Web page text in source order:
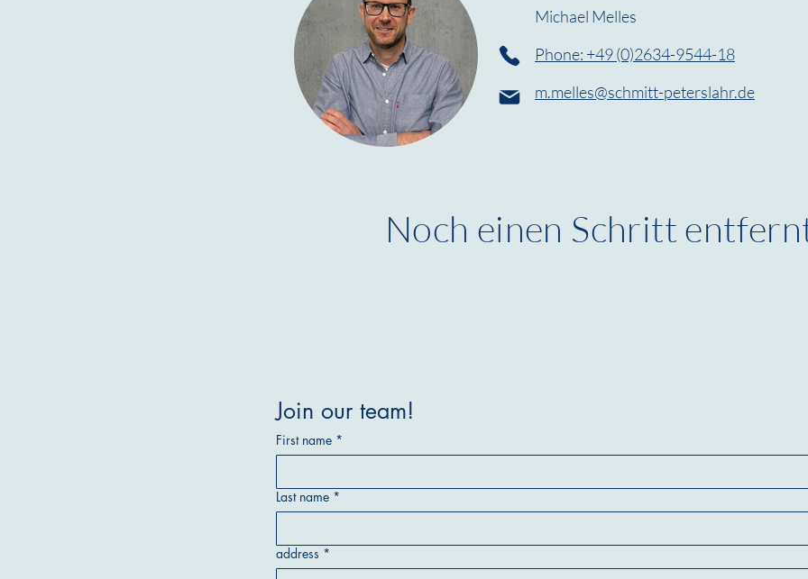
Michael Melles
Phone: +49 (0)2634-9544-18
m.melles@schmitt-peterslahr.de
Noch einen Schritt
Join our team!
First name *
Last name *
address *